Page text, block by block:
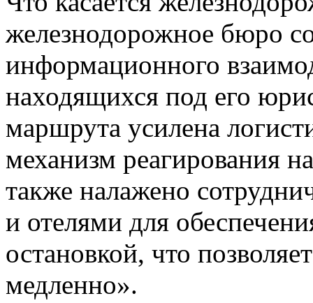
железнодорожное бюро
информационного
находящихся под его
маршрута усилена
механизм реагирования
также налажено
и отелями для
остановкой, что
медленно».